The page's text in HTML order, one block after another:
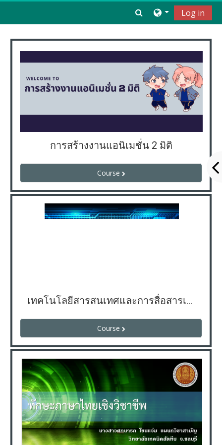
Toggle search
Log in
การสร้างงานแอนิเมชั่น 2 มิติ
Course
เทคโนโลยีสารสนเทศและการสื่อสารเพื่อการศึกษา
Course